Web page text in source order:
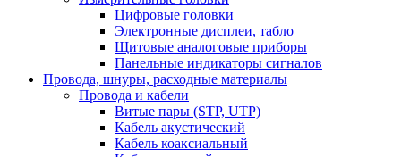
Цифровые головки
Электронные дисплеи, табло
Щитовые аналоговые приборы
Панельные индикаторы сигналов
Провода, шнуры, расходные материалы
Провода и кабели
Витые пары (STP, UTP)
Кабель акустический
Кабель коаксиальный